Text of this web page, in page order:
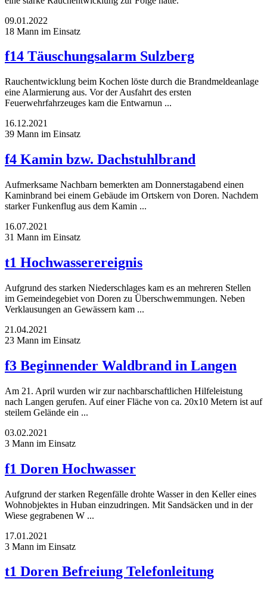
09.01.2022
18 Mann im Einsatz
f14 Täuschungsalarm Sulzberg
Rauchentwicklung beim Kochen löste durch die Brandmeldeanlage
eine Alarmierung aus. Vor der Ausfahrt des ersten
Feuerwehrfahrzeuges kam die Entwarnun ...
16.12.2021
39 Mann im Einsatz
f4 Kamin bzw. Dachstuhlbrand
Aufmerksame Nachbarn bemerkten am Donnerstagabend einen
Kaminbrand bei einem Gebäude im Ortskern von Doren. Nachdem
starker Funkenflug aus dem Kamin ...
16.07.2021
31 Mann im Einsatz
t1 Hochwasserereignis
Aufgrund des starken Niederschlages kam es an mehreren Stellen
im Gemeindegebiet von Doren zu Überschwemmungen. Neben
Verklausungen an Gewässern kam ...
21.04.2021
23 Mann im Einsatz
f3 Beginnender Waldbrand in Langen
Am 21. April wurden wir zur nachbarschaftlichen Hilfeleistung
nach Langen gerufen. Auf einer Fläche von ca. 20x10 Metern ist auf
steilem Gelände ein ...
03.02.2021
3 Mann im Einsatz
f1 Doren Hochwasser
Aufgrund der starken Regenfälle drohte Wasser in den Keller eines
Wohnobjektes in Huban einzudringen. Mit Sandsäcken und in der
Wiese gegrabenen W ...
17.01.2021
3 Mann im Einsatz
t1 Doren Befreiung Telefonleitung